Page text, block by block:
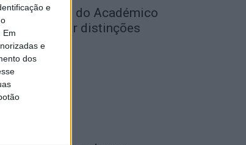
e
Em
e
dos
Jogadores do Académico
vão exibir distinções
nas...
2026